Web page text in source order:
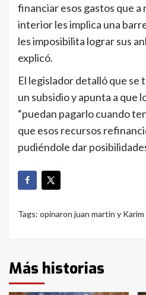
financiar esos gastos que a
interior les implica una
les imposibilita lograr sus
explicó.
El legislador detalló que se
un subsidio y apunta a que
“puedan pagarlo cuando
que esos recursos
pudiéndole dar
Tags: opinaron juan martin y
Más historias